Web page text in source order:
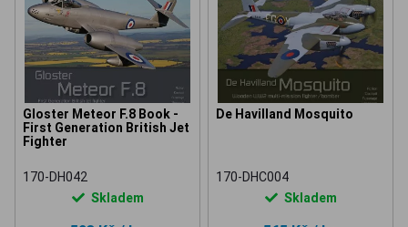
Gloster Meteor F.8 Book -
First Generation British Jet
Fighter
170-DH042
Skladem
De Havilland Mosquito
170-DHC004
Skladem